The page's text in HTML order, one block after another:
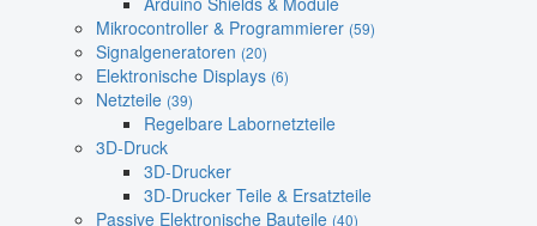
Mikrocontroller & Programmierer (59)
Signalgeneratoren (20)
Elektronische Displays (6)
Netzteile (39)
Regelbare Labornetzteile
3D-Druck
3D-Drucker
3D-Drucker Teile & Ersatzteile
Passive Elektronische Bauteile (40)